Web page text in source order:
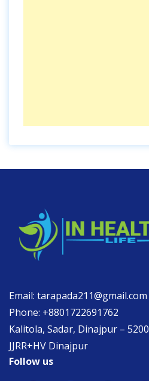
Email: tarapada211@gmail.com
Phone: +8801722691762
Kalitola, Sadar, Dinajpur – 5200
JJRR+HV Dinajpur
Follow us